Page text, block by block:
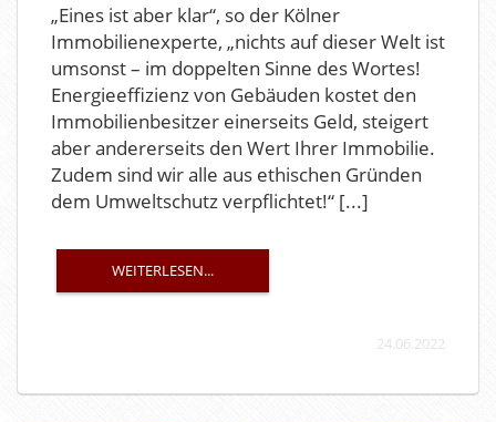
„Eines ist aber klar“, so der Kölner
Immobilienexperte, „nichts auf dieser Welt ist
umsonst – im doppelten Sinne des Wortes!
Energieeffizienz von Gebäuden kostet den
Immobilienbesitzer einerseits Geld, steigert
aber andererseits den Wert Ihrer Immobilie.
Zudem sind wir alle aus ethischen Gründen
dem Umweltschutz verpflichtet!“ [...]
WEITERLESEN...
24.06.2022